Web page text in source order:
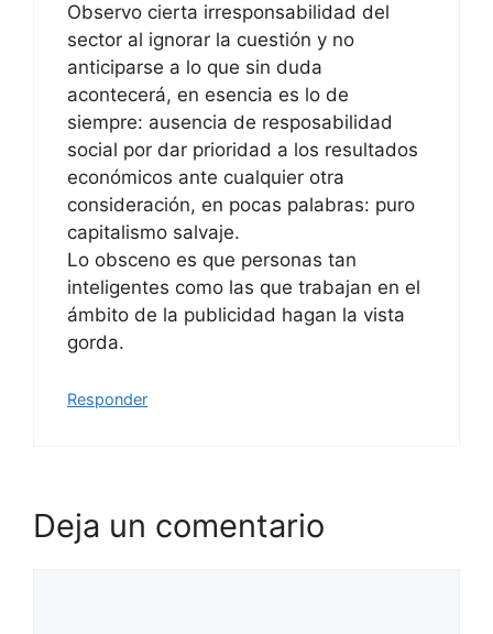
Observo cierta irresponsabilidad del
sector al ignorar la cuestión y no
anticiparse a lo que sin duda
acontecerá, en esencia es lo de
siempre: ausencia de resposabilidad
social por dar prioridad a los resultados
económicos ante cualquier otra
consideración, en pocas palabras: puro
capitalismo salvaje.
Lo obsceno es que personas tan
inteligentes como las que trabajan en el
ámbito de la publicidad hagan la vista
gorda.
Responder
Deja un comentario